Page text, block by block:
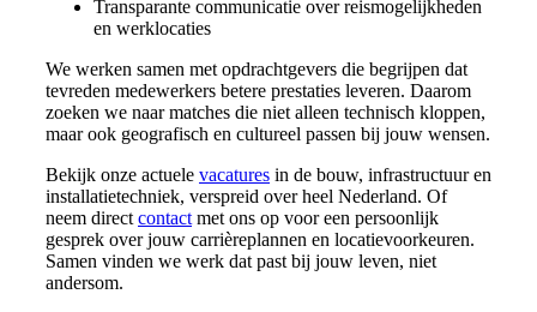
Transparante communicatie over reismogelijkheden
en werklocaties
We werken samen met opdrachtgevers die begrijpen dat
tevreden medewerkers betere prestaties leveren. Daarom
zoeken we naar matches die niet alleen technisch kloppen,
maar ook geografisch en cultureel passen bij jouw wensen.
Bekijk onze actuele vacatures in de bouw, infrastructuur en
installatietechniek, verspreid over heel Nederland. Of
neem direct contact met ons op voor een persoonlijk
gesprek over jouw carrièreplannen en locatievoorkeuren.
Samen vinden we werk dat past bij jouw leven, niet
andersom.